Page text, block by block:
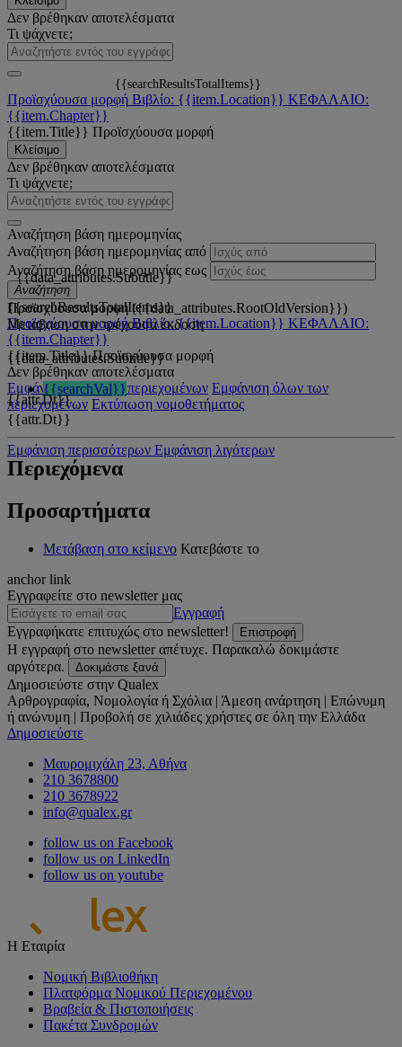
Δεν βρέθηκαν αποτελέσματα
Τι ψάχνετε;
{{searchResultsTotalItems}}
Προϊσχύουσα μορφή Βιβλίο: {{item.Location}} ΚΕΦΑΛΑΙΟ:
{{item.Chapter}}
{{item.Title}} Προϊσχύουσα μορφή
Κλείσιμο
Δεν βρέθηκαν αποτελέσματα
Τι ψάχνετε;
Αναζήτηση βάση ημερομηνίας
Αναζήτηση βάση ημερομηνίας από
Αναζήτηση βάση ημερομηνίας εως
Αναζήτηση
{{searchResultsTotalItems}}
Προϊσχύουσα μορφή Βιβλίο: {{item.Location}} ΚΕΦΑΛΑΙΟ:
{{item.Chapter}}
{{item.Title}} Προϊσχύουσα μορφή
Δεν βρέθηκαν αποτελέσματα
Εμφάνιση όλων των περιεχομένων Εμφάνιση όλων των
περιεχομένων Εκτύπωση νομοθετήματος
{{data_attributes.Subtitle}}
Προϊσχύουσα μορφή ({{data_attributes.RootOldVersion}})
Μετάβαση στην τρέχουσα έκδοση
{{data_attributes.Subtitle}}
{{searchVal}}
{{attr.Dt}}
Εμφάνιση περισσότερων Εμφάνιση λιγότερων
{{attr.Dt}}
Περιεχόμενα
Προσαρτήματα
Μετάβαση στο κείμενο Κατεβάστε το
anchor link
Εγγραφείτε στο newsletter μας
Εγγραφή
Εγγραφήκατε επιτυχώς στο newsletter!
Επιστροφή
Η εγγραφή στο newsletter απέτυχε. Παρακαλώ δοκιμάστε
αργότερα.
Δοκιμάστε ξανά
Δημοσιεύστε στην Qualex
Αρθρογραφία, Νομολογία ή Σχόλια | Άμεση ανάρτηση | Επώνυμη
ή ανώνυμη | Προβολή σε χιλιάδες χρήστες σε όλη την Ελλάδα
Δημοσιεύστε
Μαυρομιχάλη 23, Αθήνα
210 3678800
210 3678922
info@qualex.gr
follow us on Facebook
follow us on LinkedIn
follow us on youtube
Η Εταιρία
Νομική Βιβλιοθήκη
Πλατφόρμα Νομικού Περιεχομένου
Βραβεία & Πιστοποιήσεις
Πακέτα Συνδρομών